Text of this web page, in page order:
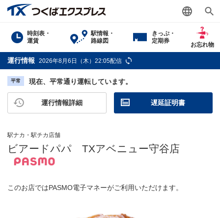
時刻表・
運賃
駅情報・
路線図
きっぷ・
定期券
お忘れ物
運行情報 2026年8月6日（木）22:05配信
平常 現在、平常通り運転しています。
運行情報詳細 遅延証明書
駅ナカ・駅チカ店舗
ビアードパパ TXアベニュー守谷店
このお店ではPASMO電子マネーがご利用いただけます。